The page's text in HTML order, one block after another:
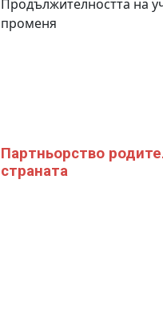
Продължителността на
променя
Партньорство
страната